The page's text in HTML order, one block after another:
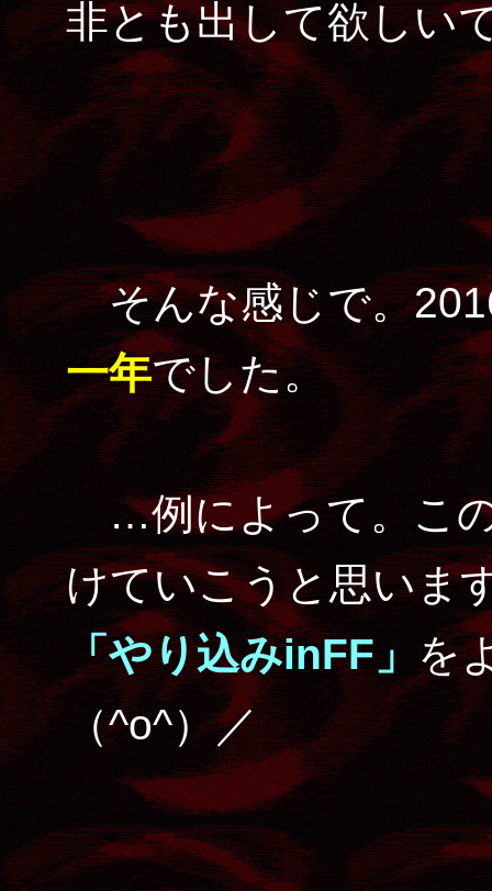
非とも出して欲しい
そんな感じで。
一年でした。
…例によって。この
けていこうと思いま
「やり込みinFF」を
（^o^）／